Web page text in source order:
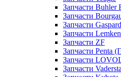
Запчасти
Запчасти
Запчасти
Запчасти Lemken
Запчасти ZF
Запчасти Penta
Запчасти
Запчасти